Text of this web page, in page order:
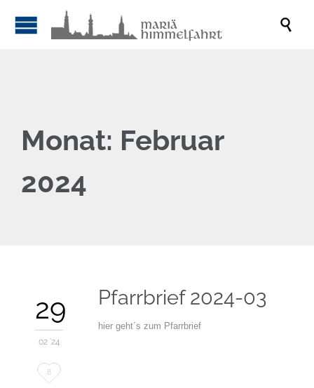

Monat: Februar
2024
29
02 '24
Love
8
Pfarrbrief 2024-03
hier geht´s zum Pfarrbrief